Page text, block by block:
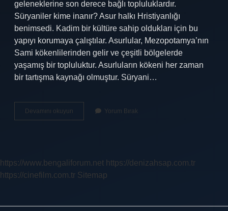
geleneklerine son derece bağlı topluluklardır.
Süryaniler kime inanır? Asur halkı Hristiyanlığı
benimsedi. Kadim bir kültüre sahip oldukları için bu
yapıyı korumaya çalıştılar. Asurlular, Mezopotamya’nın
Sami kökenlilerinden gelir ve çeşitli bölgelerde
yaşamış bir topluluktur. Asurluların kökeni her zaman
bir tartışma kaynağı olmuştur. Süryani…
Devamını okuyun
Din
Yorum Bırak
https://www.bengaliforum.net https://denizahsap.com.tr
https://cinefilm.com.tr Sitemap